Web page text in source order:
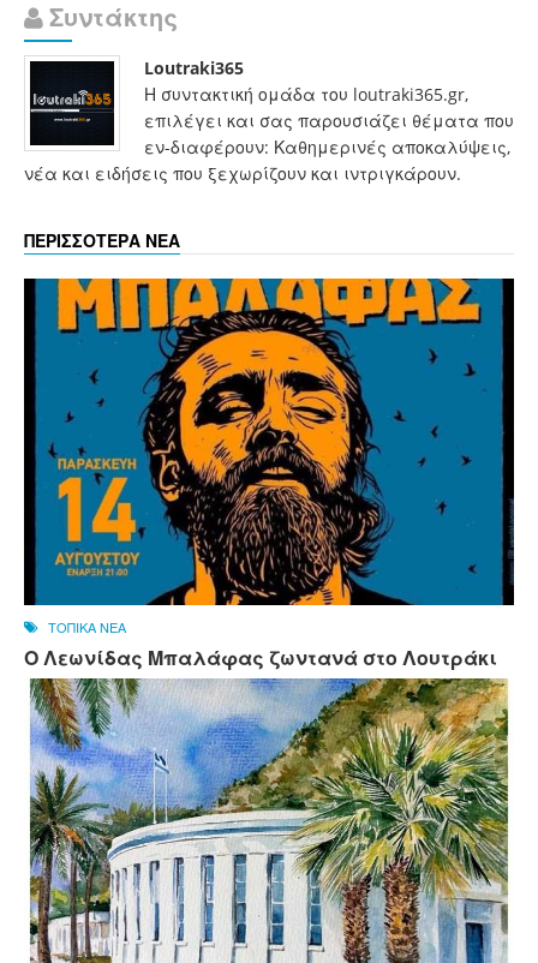
Συντάκτης
Loutraki365
Η συντακτική ομάδα του loutraki365.gr,
επιλέγει και σας παρουσιάζει θέματα που
εν-διαφέρουν: Καθημερινές αποκαλύψεις,
νέα και ειδήσεις που ξεχωρίζουν και ιντριγκάρουν.
ΠΕΡΙΣΣΟΤΕΡΑ ΝΕΑ
ΤΟΠΙΚΑ ΝΕΑ
Ο Λεωνίδας Μπαλάφας ζωντανά στο Λουτράκι